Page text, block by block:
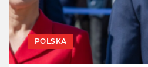
POLSKA